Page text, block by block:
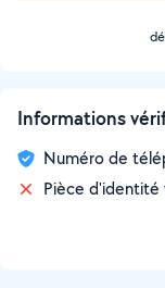
Informations
Numéro de
Pièce d'identité